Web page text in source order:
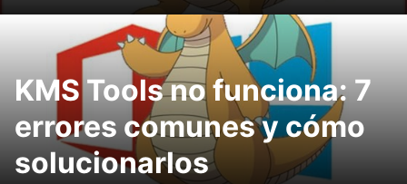
KMS Tools no funciona: 7
errores comunes y cómo
solucionarlos